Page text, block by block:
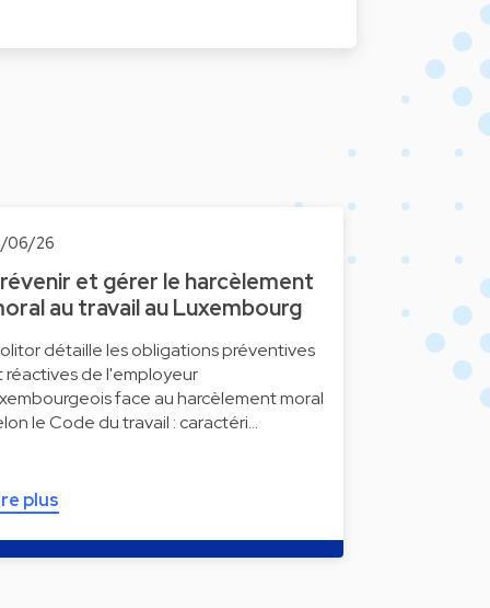
06/26
et gérer le harcèlement
au travail au Luxembourg
détaille les obligations préventives
réactives de l'employeur
face au harcèlement moral
le Code du travail : caractéri…
plus